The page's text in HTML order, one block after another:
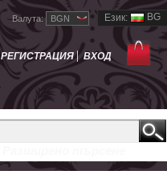
Език: BG
Валута: BGN
РЕГИСТРАЦИЯ ВХОД